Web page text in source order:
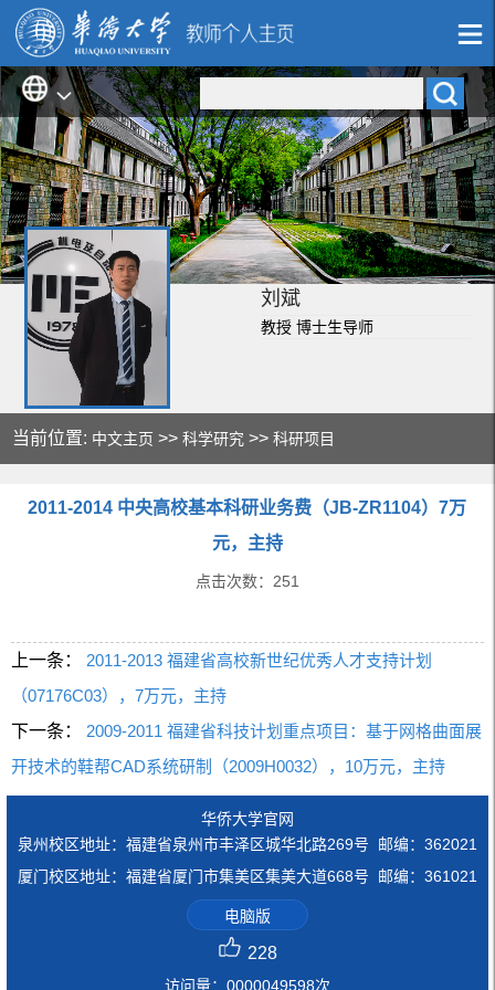
刘斌
教授 博士生导师
当前位置: 中文主页 >>科学研究 >>科研项目
2011-2014 中央高校基本科研业务费（JB-ZR1104）7万
元，主持
点击次数： 251
上一条：
2011-2013 福建省高校新世纪优秀人才支持计划
（07176C03），7万元，主持
下一条：
2009-2011 福建省科技计划重点项目：基于网格曲面展
开技术的鞋帮CAD系统研制（2009H0032），10万元，主持
华侨大学官网
泉州校区地址：福建省泉州市丰泽区城华北路269号 邮编：362021
厦门校区地址：福建省厦门市集美区集美大道668号 邮编：361021
电脑版
228
访问量： 0000049598次